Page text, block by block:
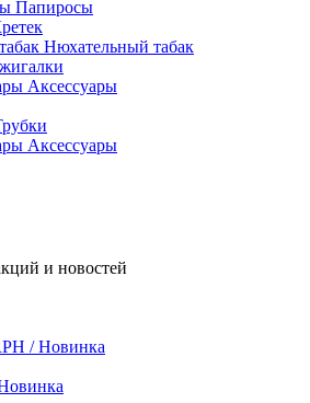
Папиросы
Нюхательный табак
Аксессуары
Аксессуары
и новостей
/ Новинка